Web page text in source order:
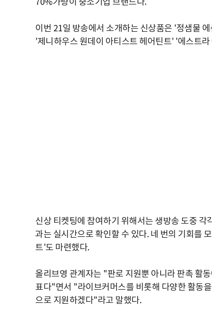
70%가량이 중소기업 브랜드다.
이번 21일 방송에서 소개하는 신상품은 '정샘물
'제니하우스 원데이 아티스트 헤어틴트' '에스트
신상 티켓팅에 참여하기 위해서는 생방송 도중 각
과는 실시간으로 확인할 수 있다. 네 번의 기회를
트'도 마련했다.
올리브영 관계자는 "판로 지원뿐 아니라 판촉 활
표다"면서 "라이브커머스를 비롯해 다양한 활동
으로 지원하겠다"라고 말했다.